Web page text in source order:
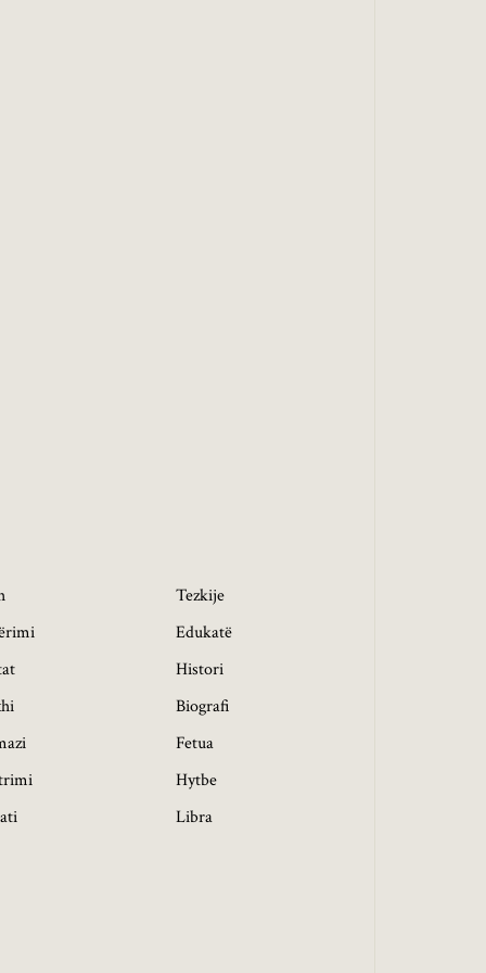
Tezkije
Edukatë
Histori
Biografi
Fetua
Hytbe
Libra